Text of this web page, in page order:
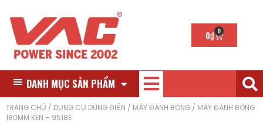
0₫ 0
DANH MỤC SẢN PHẨM
TRANG CHỦ / DỤNG CỤ DÙNG ĐIỆN / MÁY ĐÁNH BÓNG / MÁY ĐÁNH BÓNG
180MM KEN – 9518E